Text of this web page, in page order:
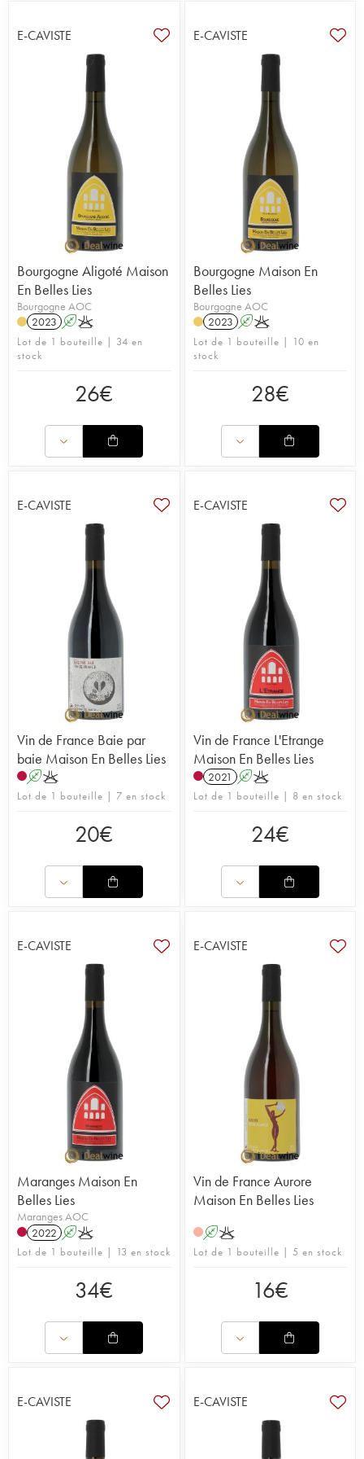
E-CAVISTE
Bourgogne Aligoté Maison
En Belles Lies
Bourgogne AOC
2023 AK
Lot de 1 bouteille | 34 en
stock
26€
E-CAVISTE
Bourgogne Maison En
Belles Lies
Bourgogne AOC
2023 AK
Lot de 1 bouteille | 10 en
stock
28€
E-CAVISTE
Vin de France Baie par
baie Maison En Belles Lies
AK
Lot de 1 bouteille | 7 en stock
20€
E-CAVISTE
Vin de France L'Etrange
Maison En Belles Lies
2021 AK
Lot de 1 bouteille | 8 en stock
24€
E-CAVISTE
Maranges Maison En
Belles Lies
Maranges AOC
2022 AK
Lot de 1 bouteille | 13 en stock
34€
E-CAVISTE
Vin de France Aurore
Maison En Belles Lies
AK
Lot de 1 bouteille | 5 en stock
16€
E-CAVISTE E-CAVISTE